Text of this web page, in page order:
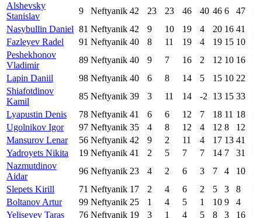
Alshevsky
Stanislav
9 Neftyanik 42 23 23 46 40 46 6 47
Nasybullin Daniel 81 Neftyanik 42 9 10 19 4 20 16 41
Fazleyev Radel
91 Neftyanik 40 8 11 19 4 19 15 10
Peshekhonov
Vladimir
89 Neftyanik 40 9 7 16 2 12 10 16
Lapin Daniil
98 Neftyanik 40 6 8 14 5 15 10 22
Shiafotdinov
Kamil
85 Neftyanik 39 3 11 14 -2 13 15 33
Lyapustin Denis
78 Neftyanik 41 6 6 12 7 18 11 18
Ugolnikov Igor
97 Neftyanik 35 4 8 12 4 12 8 12
Mansurov Lenar
56 Neftyanik 42 9 2 11 4 17 13 41
Yadroyets Nikita
19 Neftyanik 41 2 5 7 7 14 7 31
Nazmutdinov
Aidar
96 Neftyanik 23 4 2 6 3 7 4 10
Slepets Kirill
71 Neftyanik 17 2 4 6 2 5 3 8
Boltanov Artur
99 Neftyanik 25 1 4 5 1 10 9 4
Yeliseyev Taras
76 Neftyanik 19 3 1 4 5 8 3 16